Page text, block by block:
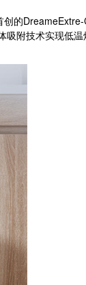
的
附技术实现低